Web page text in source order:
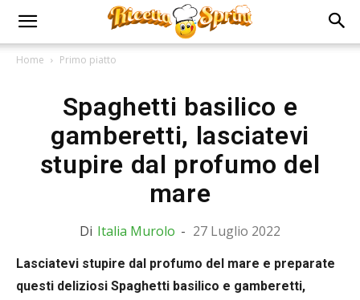
Home Primo piatto
Spaghetti basilico e
gamberetti, lasciatevi
stupire dal profumo del
mare
Di Italia Murolo - 27 Luglio 2022
Lasciatevi stupire dal profumo del mare e preparate
questi deliziosi Spaghetti basilico e gamberetti,